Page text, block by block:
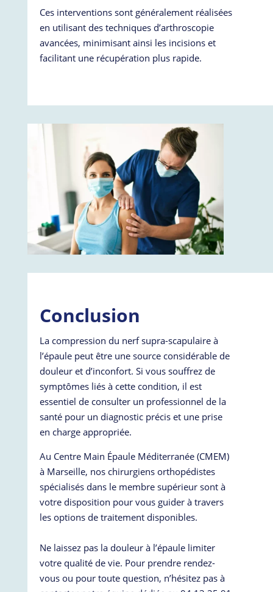
Ces interventions sont généralement réalisées
en utilisant des techniques d’arthroscopie
avancées, minimisant ainsi les incisions et
facilitant une récupération plus rapide.
Conclusion
La compression du nerf supra-scapulaire à
l’épaule peut être une source considérable de
douleur et d’inconfort. Si vous souffrez de
symptômes liés à cette condition, il est
essentiel de consulter un professionnel de la
santé pour un diagnostic précis et une prise
en charge appropriée.
Au Centre Main Épaule Méditerranée (CMEM)
à Marseille, nos chirurgiens orthopédistes
spécialisés dans le membre supérieur sont à
votre disposition pour vous guider à travers
les options de traitement disponibles.
Ne laissez pas la douleur à l’épaule limiter
votre qualité de vie. Pour prendre rendez-
vous ou pour toute question, n’hésitez pas à